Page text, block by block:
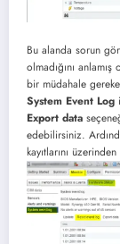
Bu alanda sorun
olmadığını
bir müdahale
System Event Log
Export data
edebilirsiniz.
kayıtlarını üzerinden